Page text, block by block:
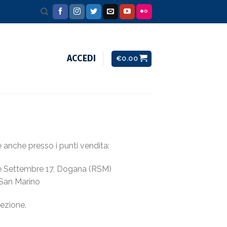
ACCEDI €0.00
presso i punti vendita:
17, Dogana (RSM)
Marino